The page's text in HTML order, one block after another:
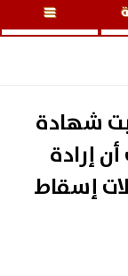
كتبت شهادة
إرادة
إسقاط